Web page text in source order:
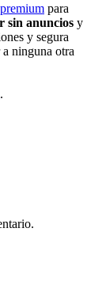
para
sin anuncios y
y segura
a ninguna otra
.